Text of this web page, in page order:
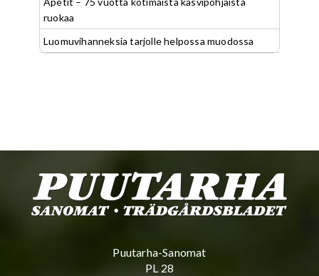
ruokaa
Luomuvihanneksia tarjolle helpossa muodossa
Puutarha-Sanomat
PL 28